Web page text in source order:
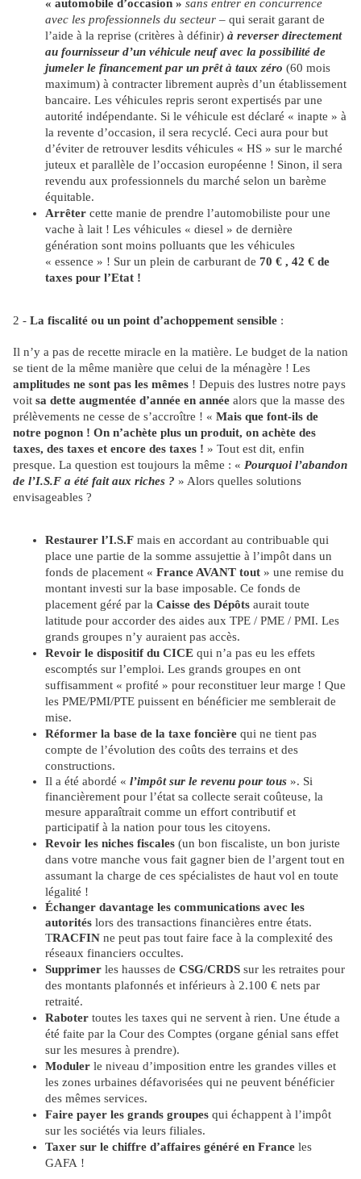
« automobile d’occasion » sans entrer en concurrence
avec les professionnels du secteur – qui serait garant de
l’aide à la reprise (critères à définir) à reverser directement
au fournisseur d’un véhicule neuf avec la possibilité de
jumeler le financement par un prêt à taux zéro (60 mois
maximum) à contracter librement auprès d’un établissement
bancaire. Les véhicules repris seront expertisés par une
autorité indépendante. Si le véhicule est déclaré « inapte » à
la revente d’occasion, il sera recyclé. Ceci aura pour but
d’éviter de retrouver lesdits véhicules « HS » sur le marché
juteux et parallèle de l’occasion européenne ! Sinon, il sera
revendu aux professionnels du marché selon un barème
équitable.
Arrêter cette manie de prendre l’automobiliste pour une
vache à lait ! Les véhicules « diesel » de dernière
génération sont moins polluants que les véhicules
« essence » ! Sur un plein de carburant de 70 € , 42 € de
taxes pour l’Etat !
2 - La fiscalité ou un point d’achoppement sensible :
Il n’y a pas de recette miracle en la matière. Le budget de la nation
se tient de la même manière que celui de la ménagère ! Les
amplitudes ne sont pas les mêmes ! Depuis des lustres notre pays
voit sa dette augmentée d’année en année alors que la masse des
prélèvements ne cesse de s’accroître ! « Mais que font-ils de
notre pognon ! On n’achète plus un produit, on achète des
taxes, des taxes et encore des taxes ! » Tout est dit, enfin
presque. La question est toujours la même : « Pourquoi l’abandon
de l’I.S.F a été fait aux riches ? » Alors quelles solutions
envisageables ?
Restaurer l’I.S.F mais en accordant au contribuable qui
place une partie de la somme assujettie à l’impôt dans un
fonds de placement « France AVANT tout » une remise du
montant investi sur la base imposable. Ce fonds de
placement géré par la Caisse des Dépôts aurait toute
latitude pour accorder des aides aux TPE / PME / PMI. Les
grands groupes n’y auraient pas accès.
Revoir le dispositif du CICE qui n’a pas eu les effets
escomptés sur l’emploi. Les grands groupes en ont
suffisamment « profité » pour reconstituer leur marge ! Que
les PME/PMI/PTE puissent en bénéficier me semblerait de
mise.
Réformer la base de la taxe foncière qui ne tient pas
compte de l’évolution des coûts des terrains et des
constructions.
Il a été abordé « l’impôt sur le revenu pour tous ». Si
financièrement pour l’état sa collecte serait coûteuse, la
mesure apparaîtrait comme un effort contributif et
participatif à la nation pour tous les citoyens.
Revoir les niches fiscales (un bon fiscaliste, un bon juriste
dans votre manche vous fait gagner bien de l’argent tout en
assumant la charge de ces spécialistes de haut vol en toute
légalité !
Échanger davantage les communications avec les
autorités lors des transactions financières entre états.
TRACFIN ne peut pas tout faire face à la complexité des
réseaux financiers occultes.
Supprimer les hausses de CSG/CRDS sur les retraites pour
des montants plafonnés et inférieurs à 2.100 € nets par
retraité.
Raboter toutes les taxes qui ne servent à rien. Une étude a
été faite par la Cour des Comptes (organe génial sans effet
sur les mesures à prendre).
Moduler le niveau d’imposition entre les grandes villes et
les zones urbaines défavorisées qui ne peuvent bénéficier
des mêmes services.
Faire payer les grands groupes qui échappent à l’impôt
sur les sociétés via leurs filiales.
Taxer sur le chiffre d’affaires généré en France les
GAFA !